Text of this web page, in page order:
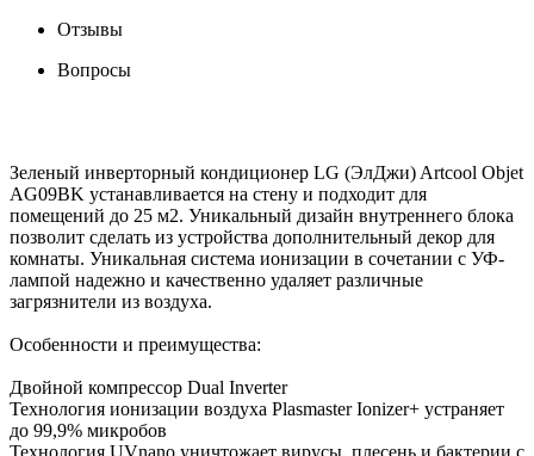
Отзывы
Вопросы
Зеленый инверторный кондиционер LG (ЭлДжи) Artcool Objet
AG09BK устанавливается на стену и подходит для
помещений до 25 м2. Уникальный дизайн внутреннего блока
позволит сделать из устройства дополнительный декор для
комнаты. Уникальная система ионизации в сочетании с УФ-
лампой надежно и качественно удаляет различные
загрязнители из воздуха.
Особенности и преимущества:
Двойной компрессор Dual Inverter
Технология ионизации воздуха Plasmaster Ionizer+ устраняет
до 99,9% микробов
Технология UVnano уничтожает вирусы, плесень и бактерии с